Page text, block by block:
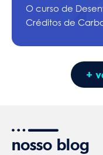
O curso de
Créditos de
+
nosso blog